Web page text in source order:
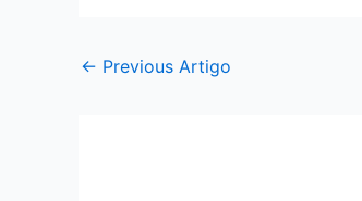
← Previous Artigo